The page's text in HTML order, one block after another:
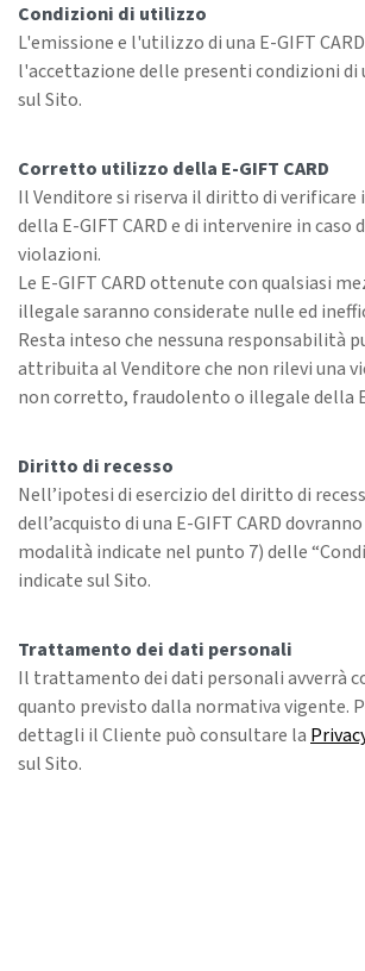
Condizioni di utilizzo
L'emissione e l'utilizzo di una E-GIFT
l'accettazione delle presenti condizioni
sul Sito.
Corretto utilizzo della E-GIFT CARD
Il Venditore si riserva il diritto di
della E-GIFT CARD e di intervenire in caso
violazioni.
Le E-GIFT CARD ottenute con qualsiasi
illegale saranno considerate nulle ed
Resta inteso che nessuna responsabilità
attribuita al Venditore che non rilevi una
non corretto, fraudolento o illegale della
Diritto di recesso
Nell’ipotesi di esercizio del diritto di
dell’acquisto di una E-GIFT CARD
modalità indicate nel punto 7) delle
indicate sul Sito.
Trattamento dei dati personali
Il trattamento dei dati personali avverrà
quanto previsto dalla normativa vigente.
dettagli il Cliente può consultare la
sul Sito.